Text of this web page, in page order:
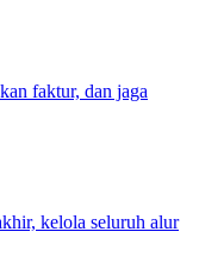
faktur, dan jaga
kelola seluruh alur